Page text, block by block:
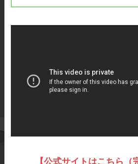
【公式サイトはこちら（